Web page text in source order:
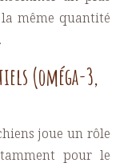
même quantité
(oméga-3,
joue un rôle
pour le